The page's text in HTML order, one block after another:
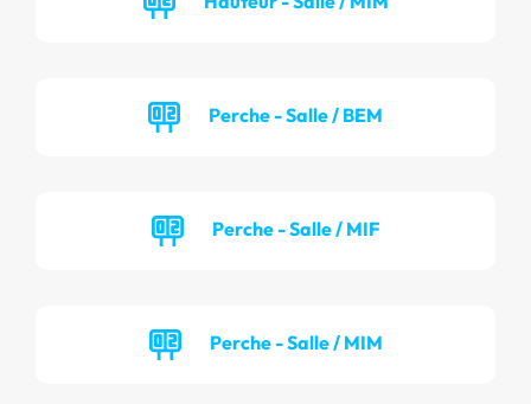
Perche - Salle / BEM
Perche - Salle / MIF
Perche - Salle / MIM